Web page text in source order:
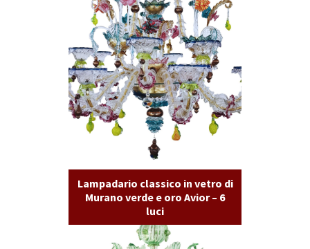
Lampadario classico in vetro di
Murano verde e oro Avior – 6
luci